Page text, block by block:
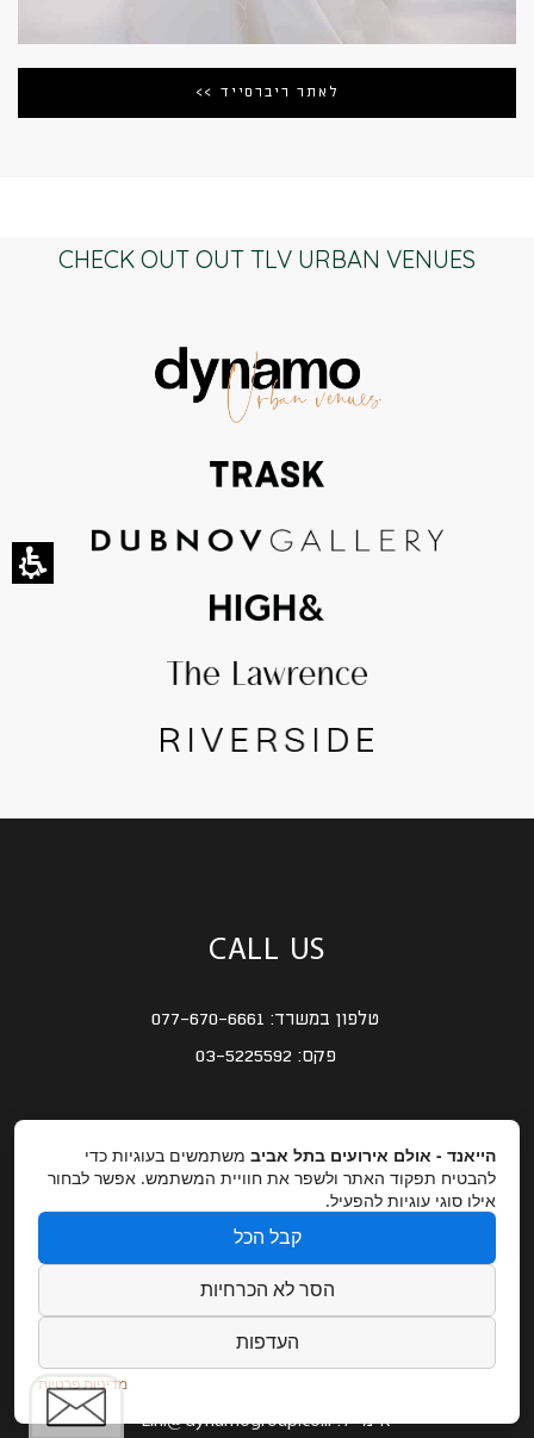
לאתר ריברסייד >>
CHECK OUT OUT TLV URBAN VENUES
CALL US
טלפון במשרד: 077-670-6661
פקס:03-5225592
OUR LOCATION
EMAIL US
הייאנד - אולם אירועים בתל אביב משתמשים בעוגיות כדי
להבטיח תפקוד האתר ולשפר את חוויית המשתמש. אפשר לבחור
אילו סוגי עוגיות להפעיל.
קבל הכל
הסר לא הכרחיות
העדפות
מדיניות פרטיות